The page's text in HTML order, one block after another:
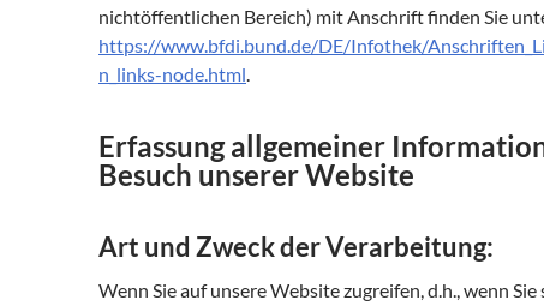
nichtöffentlichen Bereich) mit Anschrift finden Sie
https://www.bfdi.bund.de/DE/Infothek/
n_links-node.html.
Erfassung allgemeiner
Besuch unserer Website
Art und Zweck der Verarbeitung:
Wenn Sie auf unsere Website zugreifen, d.h., wenn Sie